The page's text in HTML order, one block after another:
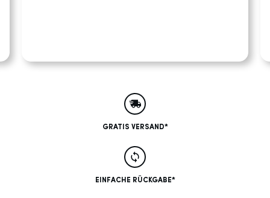
GRATIS VERSAND*
EINFACHE RÜCKGABE*